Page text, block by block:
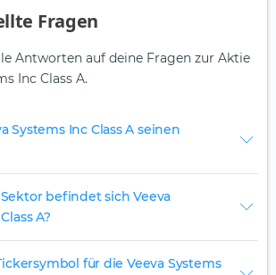
Fragen
Antworten auf deine Fragen zur Aktie
Inc Class A.
Systems Inc Class A seinen
befindet sich Veeva
A?
für die Veeva Systems